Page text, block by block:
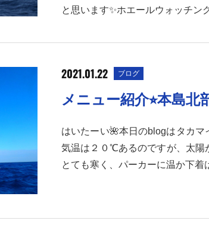
と思います✨ホエールウォッチン
2021.01.22 ブログ
メニュー紹介⭐︎本島
はいたーい🌺本日のblogはタカ
気温は２０℃あるのですが、太陽
とても寒く、パーカーに温か下